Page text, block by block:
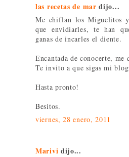
las recetas de mar dijo...
Me chiflan los Miguelitos
que envidiarles, te han
ganas de incarles el diente.
Encantada de conocerte, me
Te invito a que sigas mi
Hasta pronto!
Besitos.
viernes, 28 enero, 2011
Marivi dijo...